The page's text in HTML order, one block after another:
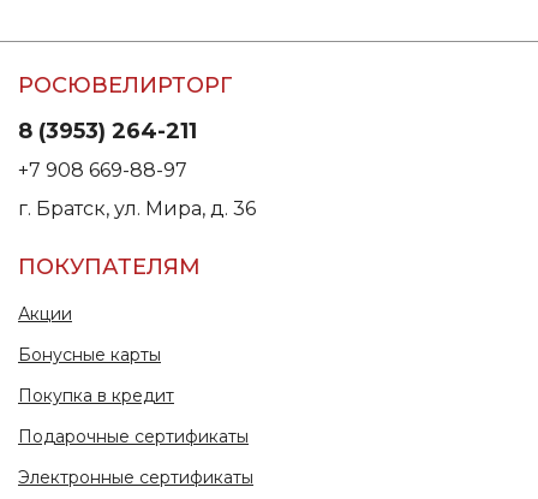
РОСЮВЕЛИРТОРГ
8 (3953) 264-211
+7 908 669-88-97
г. Братск, ул. Мира, д. 36
ПОКУПАТЕЛЯМ
Акции
Бонусные карты
Покупка в кредит
Подарочные сертификаты
Электронные сертификаты